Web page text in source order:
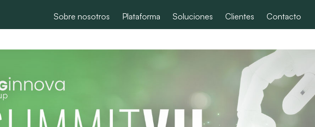
Sobre nosotros Plataforma Soluciones Clientes Contacto